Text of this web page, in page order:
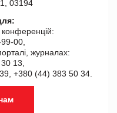
03194
конференцій:
00,
журналах:
13,
+380 (44) 383 50 34.